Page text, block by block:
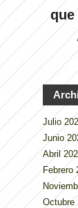
Julio
Junio
Abril
Febrero
Octubre